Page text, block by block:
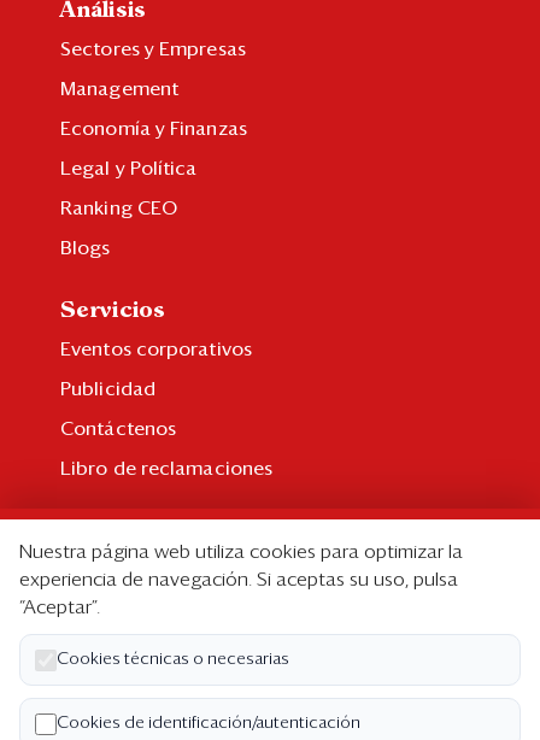
Análisis
Sectores y Empresas
Management
Economía y Finanzas
Legal y Política
Ranking CEO
Blogs
Servicios
Eventos corporativos
Publicidad
Contáctenos
Libro de reclamaciones
Suscripción individual
Paquetes corporativos
Edición Impresa
Nosotros
Nuestra página web utiliza cookies para optimizar la
experiencia de navegación. Si aceptas su uso, pulsa
“Aceptar”.
Cookies técnicas o necesarias
Cookies de identificación/autenticación